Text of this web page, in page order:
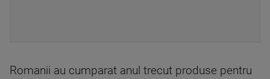
Romanii au cumparat anul trecut produse pentru